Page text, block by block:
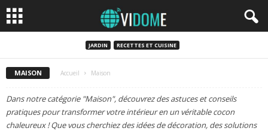
JARDIN RECETTES ET CUISINE
MAISON Accueil Maison
Dans notre catégorie "Maison", découvrez des astuces et conseils
pratiques pour transformer votre intérieur en un véritable cocon
chaleureux ! Que vous cherchiez des idées de décoration, des solutions